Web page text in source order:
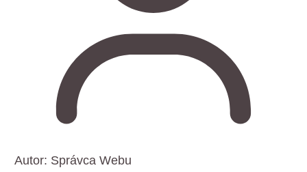
Autor: Správca Webu